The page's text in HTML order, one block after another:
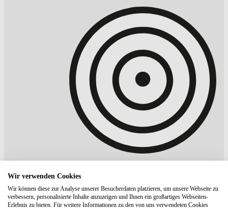
Wir verwenden Cookies
Wir können diese zur Analyse unserer Besucherdaten platzieren, um unsere Webseite zu
verbessern, personalisierte Inhalte anzuzeigen und Ihnen ein großartiges Webseiten-
Erlebnis zu bieten. Für weitere Informationen zu den von uns verwendeten Cookies